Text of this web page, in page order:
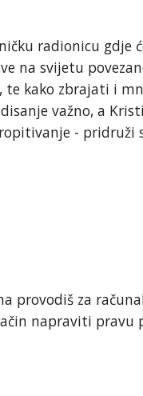
radionicu gdje
na svijetu
kako zbrajati i
važno, a
- pridruži
provodiš za
napraviti pravu